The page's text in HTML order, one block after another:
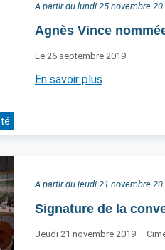
A partir du lundi 25 novembre
Agnès Vince
Le 26 septembre 2019
En savoir plus
A partir du jeudi 21 novembre
Signature de la
Jeudi 21 novembre 2019 –